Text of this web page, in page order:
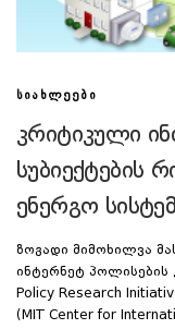
ᲡᲘᲐᲮᲚᲔᲔᲑᲘ
კრიტიკული
სუბიექტების
ენერგო
ზოგადი მიმოხილვა
ინტერნეტ პოლისების
Policy Research
(MIT Center for